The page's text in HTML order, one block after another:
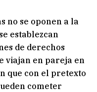
no se oponen a la
establezcan
de derechos
viajan en pareja en
que con el pretexto
cometer